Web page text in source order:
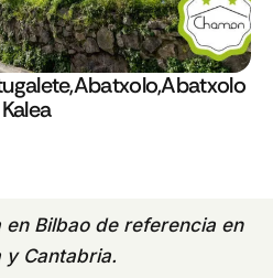
Kalea
en Bilbaode referencia en
y Cantabria.